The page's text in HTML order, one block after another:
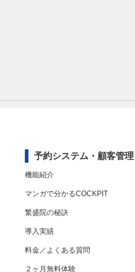
予約システム・顧客管理
機能紹介
マンガで分かるCOCKPIT
繁盛院の秘訣
導入実績
料金／よくある質問
２ヶ月無料体験